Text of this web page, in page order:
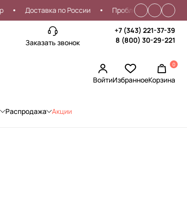
Доставка по России Проблемы со входом?
Заказать звонок
+7 (343) 221-37-39
8 (800) 30-29-221
ВойтиИзбранное
0
Корзина
Распродажа Акции